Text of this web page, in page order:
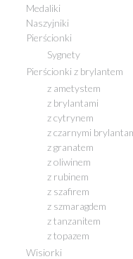
Medaliki
Naszyjniki
Pierścionki
Sygnety
Pierścionki z brylantem
z ametystem
z brylantami
z cytrynem
z czarnymi
z granatem
z oliwinem
z rubinem
z szafirem
z szmaragdem
z tanzanitem
z topazem
Wisiorki